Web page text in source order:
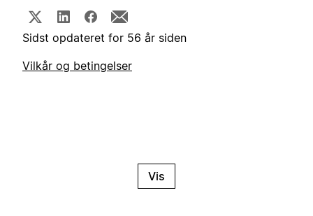
Sidst opdateret for 56 år siden
Vilkår og betingelser
Vis